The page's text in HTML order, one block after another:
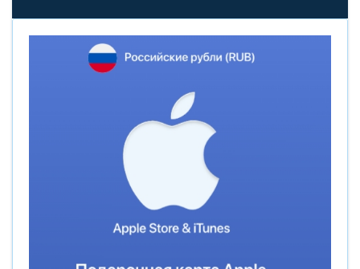
«НОВИКОМБАНК»
«ВНЕШПРОМБАНК»
«БАНК ГЛОБЭКС»